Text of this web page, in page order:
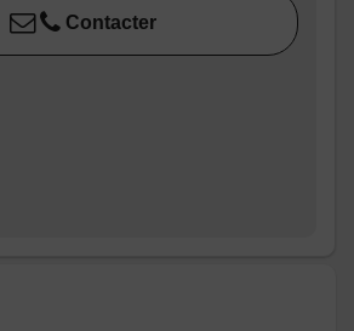
Lave vaisselle
Réfrigérateur
Contacter